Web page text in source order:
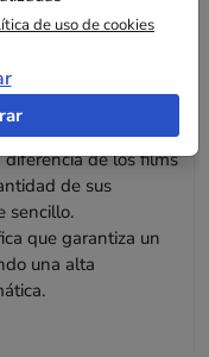
garantiza una
de los films
de sus
sencillo.
que garantiza un
una alta
de uso de cookies